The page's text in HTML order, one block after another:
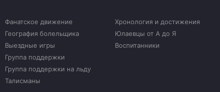
Фанатское движение
География болельщика
Выездные игры
Группа поддержки
Группа поддержки на льду
Талисманы
Хронология и достижения
Юлаевцы от А до Я
Воспитанники